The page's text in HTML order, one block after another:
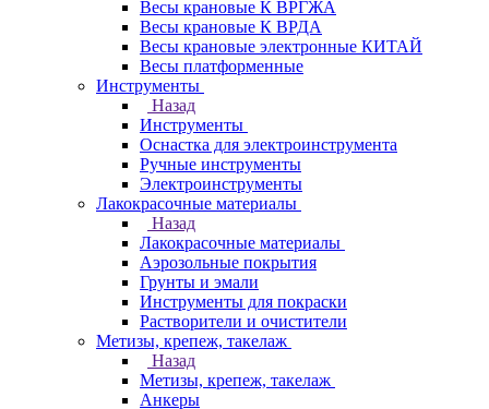
Весы крановые К ВРГЖА
Весы крановые К ВРДА
Весы крановые электронные КИТАЙ
Весы платформенные
Инструменты
Назад
Инструменты
Оснастка для электроинструмента
Ручные инструменты
Электроинструменты
Лакокрасочные материалы
Назад
Лакокрасочные материалы
Аэрозольные покрытия
Грунты и эмали
Инструменты для покраски
Растворители и очистители
Метизы, крепеж, такелаж
Назад
Метизы, крепеж, такелаж
Анкеры